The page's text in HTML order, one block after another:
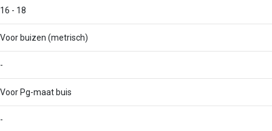
16 - 18
Voor buizen (metrisch)
-
Voor Pg-maat buis
-